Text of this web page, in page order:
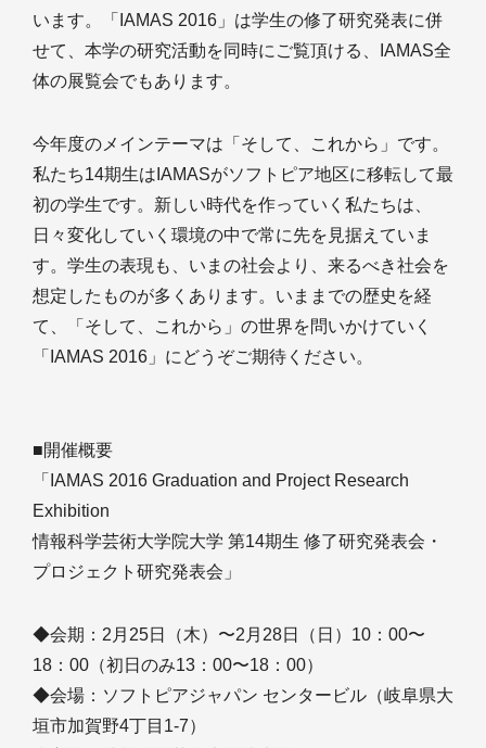
います。「IAMAS 2016」は学生の修了研究発表に併
せて、本学の研究活動を同時にご覧頂ける、IAMAS全
体の展覧会でもあります。
今年度のメインテーマは「そして、これから」です。
私たち14期生はIAMASがソフトピア地区に移転して最
初の学生です。新しい時代を作っていく私たちは、
日々変化していく環境の中で常に先を見据えていま
す。学生の表現も、いまの社会より、来るべき社会を
想定したものが多くあります。いままでの歴史を経
て、「そして、これから」の世界を問いかけていく
「IAMAS 2016」にどうぞご期待ください。
■開催概要
「IAMAS 2016 Graduation and Project Research
Exhibition
情報科学芸術大学院大学 第14期生 修了研究発表会・
プロジェクト研究発表会」
◆会期：2月25日（木）〜2月28日（日）10：00〜
18：00（初日のみ13：00〜18：00）
◆会場：ソフトピアジャパン センタービル（岐阜県大
垣市加賀野4丁目1-7）